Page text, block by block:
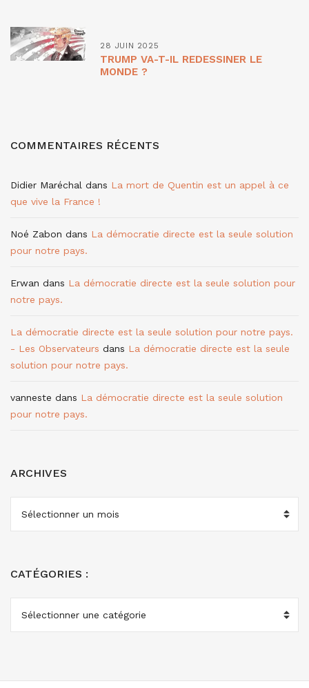
28 JUIN 2025
TRUMP VA-T-IL REDESSINER LE
MONDE ?
COMMENTAIRES RÉCENTS
Didier Maréchal dans La mort de Quentin est un appel à ce
que vive la France !
Noé Zabon dans La démocratie directe est la seule solution
pour notre pays.
Erwan dans La démocratie directe est la seule solution pour
notre pays.
La démocratie directe est la seule solution pour notre pays.
- Les Observateurs dans La démocratie directe est la seule
solution pour notre pays.
vanneste dans La démocratie directe est la seule solution
pour notre pays.
ARCHIVES
CATÉGORIES :